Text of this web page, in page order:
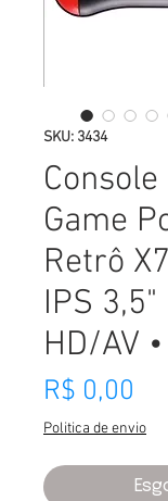
SKU: 3434
Game
Retrô
IPS 3,5"
HD/AV
R$ 0,00
Politica de envio